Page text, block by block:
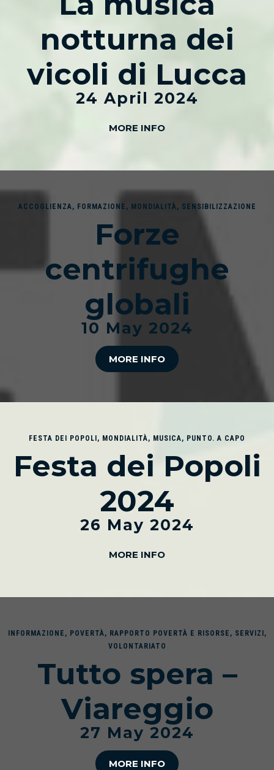
notturna dei
vicoli di Lucca
24 April 2024
MORE INFO
ACCOGLIENZA, FORMAZIONE , MONDIALITÀ, SENSIBILIZZAZIONE
Forze
centrifughe
globali
10 May 2024
MORE INFO
FESTA DEI POPOLI , MONDIALITÀ, MUSICA, PUNTO. A CAPO
Festa dei Popoli
2024
26 May 2024
MORE INFO
INFORMAZIONE , POVERTÀ, RAPPORTO POVERTÀ E RISORSE , SERVIZI ,
VOLONTARIATO
Tutto spera –
Viareggio
27 May 2024
MORE INFO